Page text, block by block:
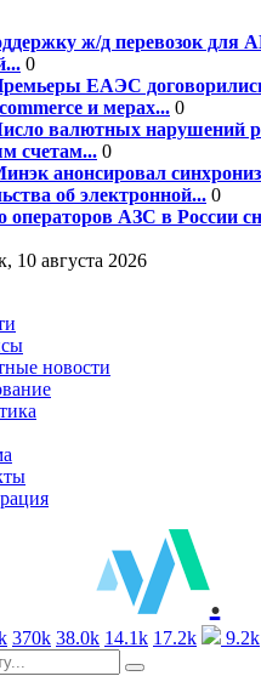
ж/д перевозок для
0
ЕАЭС
и мерах... 0
валютных нарушений
счетам... 0
анонсировал
об электронной... 0
операторов АЗС в России
10 августа 2026
новости
.
370k 38.0k 14.1k 17.2k 9.2k